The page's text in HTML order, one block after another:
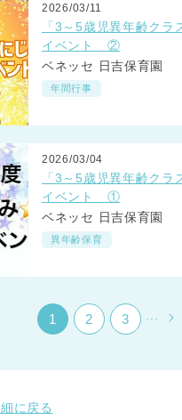
神奈川県
千葉県
埼玉県
2026/03/11
「3～5歳児異年齢ク
イベント ②
ベネッセ 日吉保育園
年間行事
2026/03/04
「3～5歳児異年齢ク
イベント ①
ベネッセ 日吉保育園
異年齢保育
1 2 3
に戻る